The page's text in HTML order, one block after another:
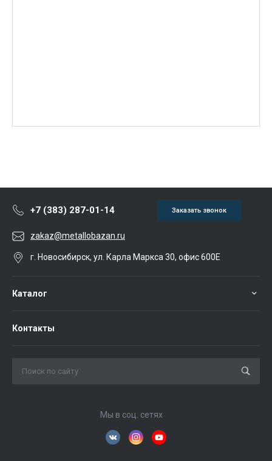
+7 (383) 287-01-14 Заказать звонок
zakaz@metallobazan.ru
г. Новосибирск, ул. Карла Маркса 30, офис 600Е
Каталог
Контакты
Мы в соц. сетях